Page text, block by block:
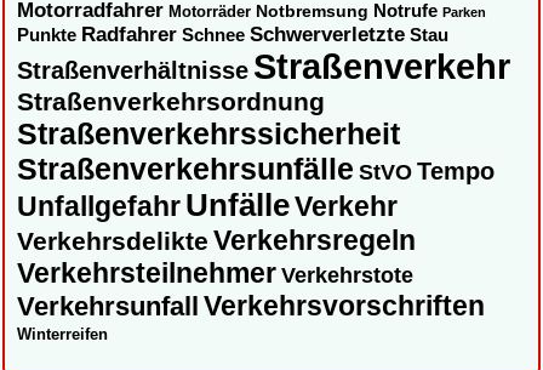
Motorradfahrer Motorräder Notbremsung Notrufe Parken
Punkte Radfahrer Schnee Schwerverletzte Stau
Straßenverhältnisse Straßenverkehr
Straßenverkehrsordnung
Straßenverkehrssicherheit
Straßenverkehrsunfälle StVOTempo
UnfallgefahrUnfälleVerkehr
Verkehrsdelikte Verkehrsregeln
Verkehrsteilnehmer Verkehrstote
Verkehrsunfall Verkehrsvorschriften
Winterreifen